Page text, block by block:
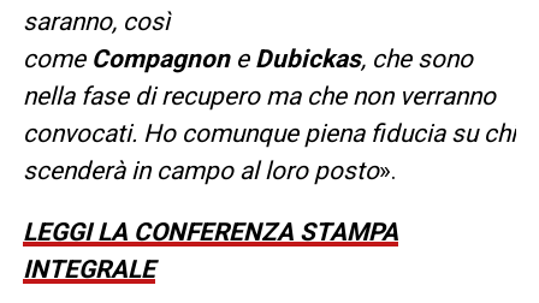
saranno, così
come CompagnoneDubickas, che sono
nella fase di recupero ma che non verranno
convocati. Ho comunque piena fiducia su chi
scenderà in campo al loro posto».
LEGGI LA CONFERENZA STAMPA
INTEGRALE